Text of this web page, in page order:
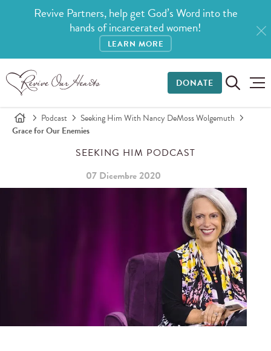
Revive Partners, help get God’s Word into the
hands of incarcerated women!
LEARN MORE
DONATE
Podcast
Seeking Him With Nancy DeMoss Wolgemuth
Grace for Our Enemies
SEEKING HIM PODCAST
07 Dicembre 2020